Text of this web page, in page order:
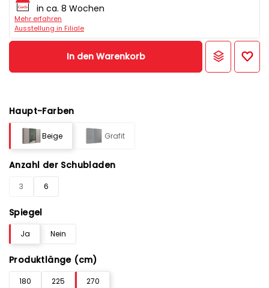
in ca. 8 Wochen
Mehr erfahren
Ausstellung in Filiale
In den Warenkorb
Haupt-Farben
Beige Grafit
Anzahl der Schubladen
3 6
Spiegel
Ja Nein
Produktlänge (cm)
180 225 270